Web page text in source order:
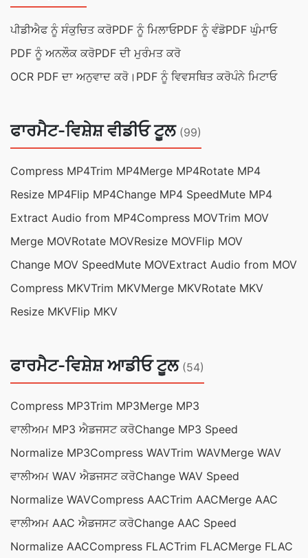
ਪੀਡੀਐਫ ਨੂੰ ਸੰਕੁਚਿਤ ਕਰੋPDF ਨੂੰ ਮਿਲਾਓPDF ਨੂੰ ਵੰਡੋPDF ਘੁੰਮਾਓ
PDF ਨੂੰ ਅਨਲੌਕ ਕਰੋPDF ਦੀ ਮੁਰੰਮਤ ਕਰੋ
OCR PDF ਦਾ ਅਨੁਵਾਦ ਕਰੋ। PDF ਨੂੰ ਵਿਵਸਥਿਤ ਕਰੋਪੰਨੇ ਮਿਟਾਓ
ਫਾਰਮੈਟ-ਵਿਸ਼ੇਸ਼ ਵੀਡੀਓ ਟੂਲ (99)
Compress MP4Trim MP4Merge MP4Rotate MP4
Resize MP4Flip MP4Change MP4 SpeedMute MP4
Extract Audio from MP4Compress MOVTrim MOV
Merge MOVRotate MOVResize MOVFlip MOV
Change MOV SpeedMute MOVExtract Audio from MOV
Compress MKVTrim MKVMerge MKVRotate MKV
Resize MKVFlip MKV
ਫਾਰਮੈਟ-ਵਿਸ਼ੇਸ਼ ਆਡੀਓ ਟੂਲ (54)
Compress MP3Trim MP3Merge MP3
ਵਾਲੀਅਮ MP3 ਐਡਜਸਟ ਕਰੋChange MP3 Speed
Normalize MP3Compress WAVTrim WAVMerge WAV
ਵਾਲੀਅਮ WAV ਐਡਜਸਟ ਕਰੋChange WAV Speed
Normalize WAVCompress AACTrim AACMerge AAC
ਵਾਲੀਅਮ AAC ਐਡਜਸਟ ਕਰੋChange AAC Speed
Normalize AACCompress FLACTrim FLACMerge FLAC